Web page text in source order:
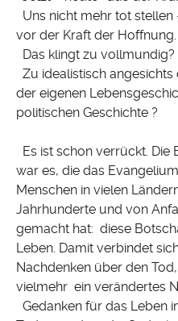
Uns nicht mehr tot
vor der Kraft der Hoffnung.
Das klingt zu vollmundig?
Zu idealistisch
der eigenen
politischen Geschichte ?
Es ist schon verrückt.
war es, die das
Menschen in vielen
Jahrhunderte und von
gemacht hat: diese
Leben. Damit verbindet
Nachdenken über den
vielmehr ein verändertes
Gedanken für das Leben